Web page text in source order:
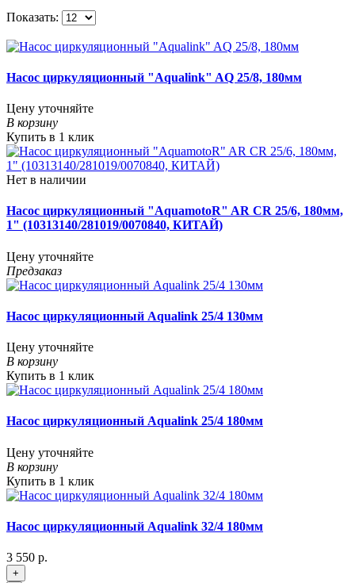
Показать:
Насос циркуляционный "Aqualink" AQ 25/8, 180мм
Цену уточняйте
В корзину
Купить в 1 клик
Нет в наличии
Насос циркуляционный "AquamotoR" AR CR 25/6, 180мм,
1" (10313140/281019/0070840, КИТАЙ)
Цену уточняйте
Предзаказ
Насос циркуляционный Aqualink 25/4 130мм
Цену уточняйте
В корзину
Купить в 1 клик
Насос циркуляционный Aqualink 25/4 180мм
Цену уточняйте
В корзину
Купить в 1 клик
Насос циркуляционный Aqualink 32/4 180мм
3 550 р.
+